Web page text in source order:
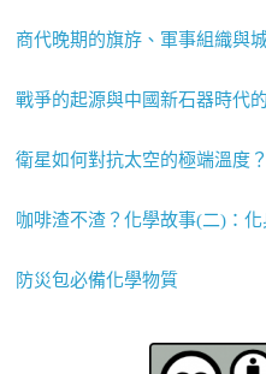
商代晚期的旗斿、軍事組織與
戰爭的起源與中國新石器時代
衛星如何對抗太空的極端溫度
咖啡渣不渣？化學故事(二)：化
防災包必備化學物質